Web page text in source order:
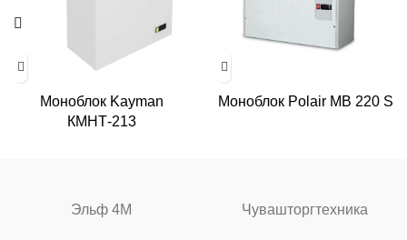
Моноблок Kayman
КМНТ-213
Моноблок Polair MB 220 S
Эльф 4М Чувашторгтехника